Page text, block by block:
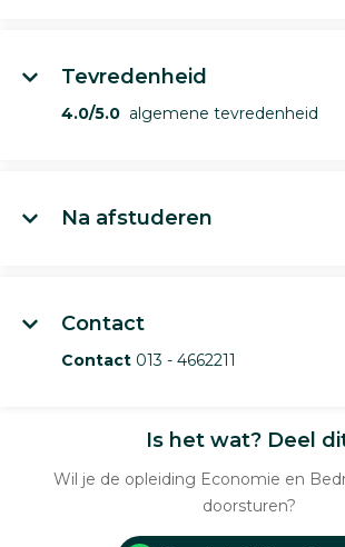
Tevredenheid
4.0/5.0 algemene tevredenheid
Na afstuderen
Contact
Contact 013 - 4662211
Is het wat? Deel
Wil je de opleiding Economie en
doorsturen?